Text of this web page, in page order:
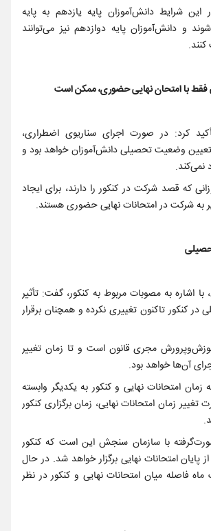
شرایط دانش‌آموزان پایه یازدهم به پایه
و دانش‌آموزان پایه دوازدهم نیز می‌توانند
فقط با امتحان نهایی حضوری، ممکن است
کرد: در صورت اجرای سناریوی اضطراری،
تعیین وضعیت تحصیلی دانش‌آموزان خواهد بود و
نمی‌کند.
که قصد شرکت در کنکور را دارند، برای ایجاد
به شرکت در امتحانات نهایی حضوری هستند.
اشاره به مصوبات مربوط به کنکور، گفت: تأثیر
کنکور تاکنون تغییری نکرده و همچنان برقرار
مجری قانون است و تا زمان تغییر
آن‌ها خواهد بود.
زمان امتحانات نهایی و کنکور به یکدیگر وابسته
زمان امتحانات نهایی، زمان برگزاری کنکور
با سازمان سنجش این است که کنکور
پس از پایان امتحانات نهایی برگزار خواهد شد. در حال
فاصله میان امتحانات نهایی و کنکور در نظر